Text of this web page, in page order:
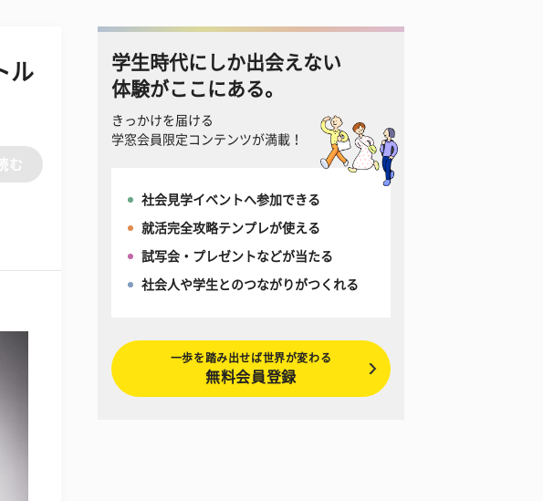
ル
む
学生時代にしか出会えない
体験がここにある。
きっかけを届ける
学窓会員限定コンテンツが満載！
社会見学イベントへ参加できる
就活完全攻略テンプレが使える
試写会・プレゼントなどが当たる
社会人や学生とのつながりがつくれる
一歩を踏み出せば世界が変わる
無料会員登録